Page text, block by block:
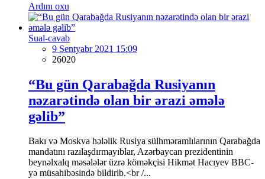
Ardını oxu
Sual-cavab
9 Sentyabr 2021 15:09
26020
“Bu gün Qarabağda Rusiyanın
nəzarətində olan bir ərazi əmələ
gəlib”
Bakı və Moskva hələlik Rusiya sülhməramlılarının Qarabağda
mandatını razılaşdırmayıblar, Azərbaycan prezidentinin
beynəlxalq məsələlər üzrə köməkçisi Hikmət Hacıyev BBC-
yə müsahibəsində bildirib.<br /...